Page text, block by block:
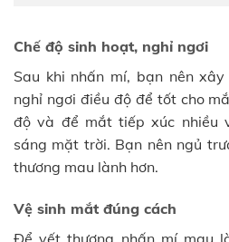
Chế độ sinh hoạt, nghỉ ngơi
Sau khi nhấn mí, bạn nên
nghỉ ngơi điều độ để tốt cho
độ và để mắt tiếp xúc nhiều
sáng mặt trời. Bạn nên ngủ
thương mau lành hơn.
Vệ sinh mắt đúng cách
Để vết thương nhấn mí mau